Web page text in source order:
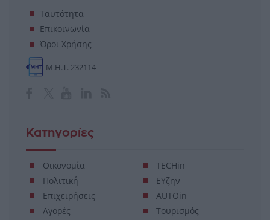
Ταυτότητα
Επικοινωνία
Όροι Χρήσης
Μ.Η.Τ. 232114
Κατηγορίες
Οικονομία
Πολιτική
Επιχειρήσεις
Αγορές
TECHin
ΕΥζην
AUTOin
Τουρισμός